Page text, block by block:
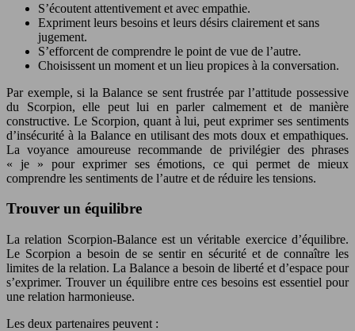
S’écoutent attentivement et avec empathie.
Expriment leurs besoins et leurs désirs clairement et sans
jugement.
S’efforcent de comprendre le point de vue de l’autre.
Choisissent un moment et un lieu propices à la conversation.
Par exemple, si la Balance se sent frustrée par l’attitude possessive
du Scorpion, elle peut lui en parler calmement et de manière
constructive. Le Scorpion, quant à lui, peut exprimer ses sentiments
d’insécurité à la Balance en utilisant des mots doux et empathiques.
La voyance amoureuse recommande de privilégier des phrases
« je » pour exprimer ses émotions, ce qui permet de mieux
comprendre les sentiments de l’autre et de réduire les tensions.
Trouver un équilibre
La relation Scorpion-Balance est un véritable exercice d’équilibre.
Le Scorpion a besoin de se sentir en sécurité et de connaître les
limites de la relation. La Balance a besoin de liberté et d’espace pour
s’exprimer. Trouver un équilibre entre ces besoins est essentiel pour
une relation harmonieuse.
Les deux partenaires peuvent :